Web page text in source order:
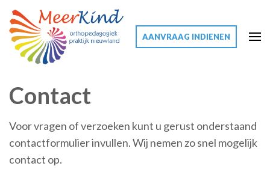
AANVRAAG INDIENEN
Contact
Voor vragen of verzoeken kunt u gerust onderstaand
contactformulier invullen. Wij nemen zo snel mogelijk
contact op.